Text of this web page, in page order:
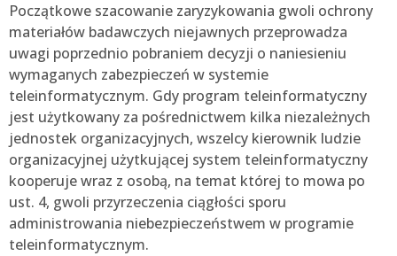
Początkowe szacowanie zaryzykowania gwoli ochrony
materiałów badawczych niejawnych przeprowadza
uwagi poprzednio pobraniem decyzji o naniesieniu
wymaganych zabezpieczeń w systemie
teleinformatycznym. Gdy program teleinformatyczny
jest użytkowany za pośrednictwem kilka niezależnych
jednostek organizacyjnych, wszelcy kierownik ludzie
organizacyjnej użytkującej system teleinformatyczny
kooperuje wraz z osobą, na temat której to mowa po
ust. 4, gwoli przyrzeczenia ciągłości sporu
administrowania niebezpieczeństwem w programie
teleinformatycznym.